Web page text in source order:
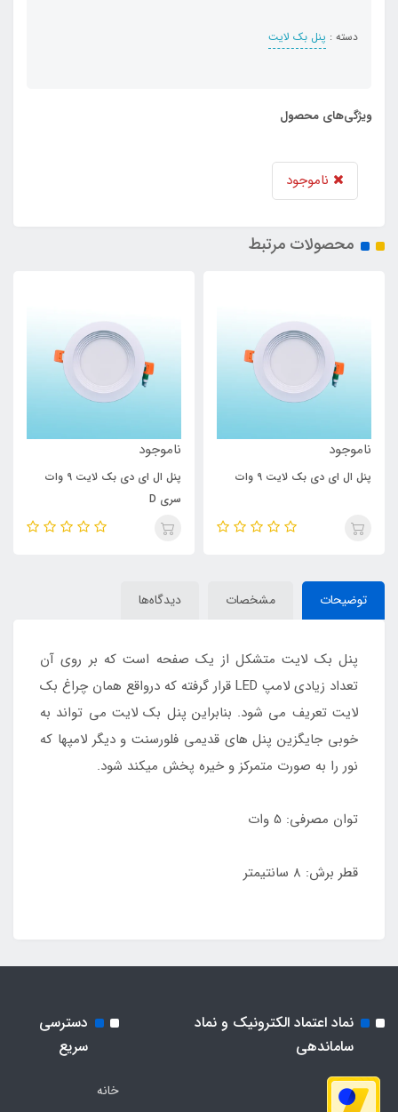
دسته : پنل بک لایت
ویژگی‌های محصول
ناموجود
محصولات مرتبط
ناموجود
پنل ال ای دی بک لایت 9 وات
ناموجود
پنل ال ای دی بک لایت 9 وات
سری D
توضیحات مشخصات دیدگاه‌ها
پنل بک لایت متشکل از یک صفحه است که بر روی آن
تعداد زیادی لامپ LED قرار گرفته که درواقع همان چراغ بک
لایت تعریف می شود. بنابراین پنل بک لایت می تواند به
خوبی جایگزین پنل های قدیمی فلورسنت و دیگر لامپها که
نور را به صورت متمرکز و خیره پخش میکند شود.
توان مصرفی: 5 وات
قطر برش: 8 سانتیمتر
نماد اعتماد الکترونیک و نماد
ساماندهی
دسترسی
سریع
خانه